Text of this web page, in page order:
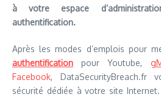
à votre espace
authentification.
Après les modes d’emplois pour
authentification pour Youtube,
Facebook, DataSecurityBreach.fr
sécurité dédiée à votre site